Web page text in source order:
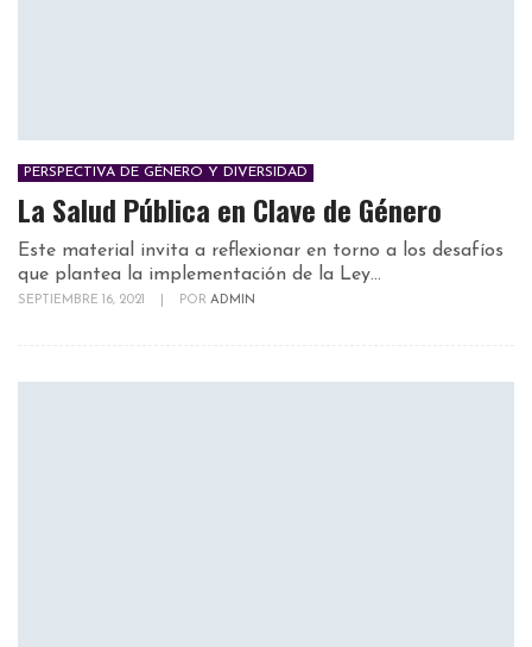
PERSPECTIVA DE GÉNERO Y DIVERSIDAD
La Salud Pública en Clave de Género
Este material invita a reflexionar en torno a los desafíos
que plantea la implementación de la Ley...
SEPTIEMBRE 16, 2021 POR ADMIN